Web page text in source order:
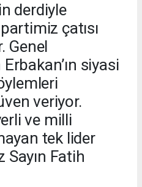
derdiyle
çatısı
Genel
siyasi
veriyor.
ve milli
tek lider
Sayın Fatih